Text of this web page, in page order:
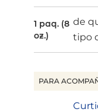
1 paq. (8
oz.)
de
tipo
PARA